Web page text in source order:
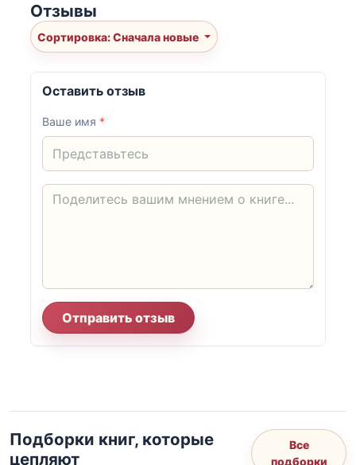
Отзывы
Сортировка: Сначала новые
Оставить отзыв
Ваше имя *
Отправить отзыв
Подборки книг, которые
цепляют
Все
подборки